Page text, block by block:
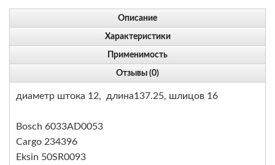
Описание
Характеристики
Применимость
Отзывы (0)
диаметр штока 12, длина137.25, шлицов 16
Bosch 6033AD0053
Cargo 234396
Eksin 50SR0093